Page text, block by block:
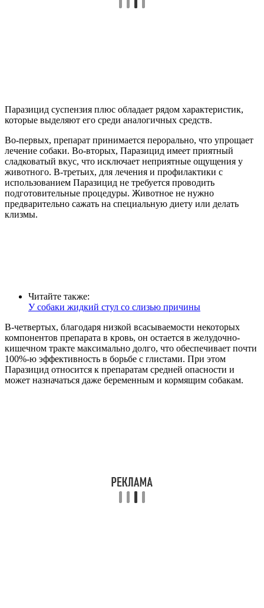
Паразицид суспензия плюс обладает рядом характеристик,
которые выделяют его среди аналогичных средств.
Во-первых, препарат принимается перорально, что упрощает
лечение собаки. Во-вторых, Паразицид имеет приятный
сладковатый вкус, что исключает неприятные ощущения у
животного. В-третьих, для лечения и профилактики с
использованием Паразицид не требуется проводить
подготовительные процедуры. Животное не нужно
предварительно сажать на специальную диету или делать
клизмы.
Читайте также:
У собаки жидкий стул со слизью причины
В-четвертых, благодаря низкой всасываемости некоторых
компонентов препарата в кровь, он остается в желудочно-
кишечном тракте максимально долго, что обеспечивает почти
100%-ю эффективность в борьбе с глистами. При этом
Паразицид относится к препаратам средней опасности и
может назначаться даже беременным и кормящим собакам.